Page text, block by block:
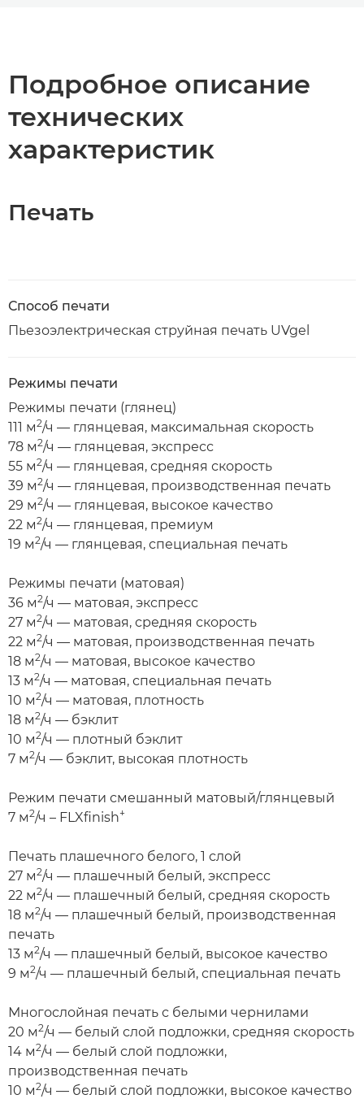
Подробное описание
технических
характеристик
Печать
Способ печати
Пьезоэлектрическая струйная печать UVgel
Режимы печати
Режимы печати (глянец)
111 м2/ч — глянцевая, максимальная скорость
78 м2/ч — глянцевая, экспресс
55 м2/ч — глянцевая, средняя скорость
39 м2/ч — глянцевая, производственная печать
29 м2/ч — глянцевая, высокое качество
22 м2/ч — глянцевая, премиум
19 м2/ч — глянцевая, специальная печать
Режимы печати (матовая)
36 м2/ч — матовая, экспресс
27 м2/ч — матовая, средняя скорость
22 м2/ч — матовая, производственная печать
18 м2/ч — матовая, высокое качество
13 м2/ч — матовая, специальная печать
10 м2/ч — матовая, плотность
18 м2/ч — бэклит
10 м2/ч — плотный бэклит
7 м2/ч — бэклит, высокая плотность
Режим печати смешанный матовый/глянцевый
7 м2/ч – FLXfinish+
Печать плашечного белого, 1 слой
27 м2/ч — плашечный белый, экспресс
22 м2/ч — плашечный белый, средняя скорость
18 м2/ч — плашечный белый, производственная
печать
13 м2/ч — плашечный белый, высокое качество
9 м2/ч — плашечный белый, специальная печать
Многослойная печать с белыми чернилами
20 м2/ч — белый слой подложки, средняя скорость
14 м2/ч — белый слой подложки,
производственная печать
10 м2/ч — белый слой подложки, высокое качество